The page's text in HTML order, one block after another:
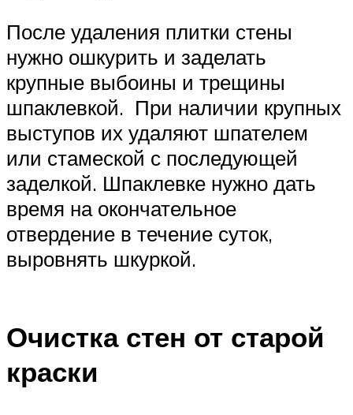
После удаления плитки стены
нужно ошкурить и заделать
крупные выбоины и трещины
шпаклевкой. При наличии крупных
выступов их удаляют шпателем
или стамеской с последующей
заделкой. Шпаклевке нужно дать
время на окончательное
отвердение в течение суток,
выровнять шкуркой.
Очистка стен от старой
краски